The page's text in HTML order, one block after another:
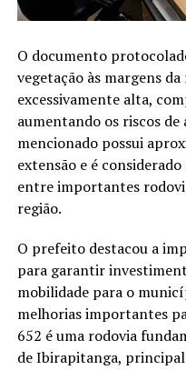
O documento
vegetação às margens
excessivamente alta,
aumentando os riscos
mencionado possui
extensão e é
entre importantes
região.
O prefeito destacou a
para garantir
mobilidade para o
melhorias importantes
652 é uma rodovia
de Ibirapitanga,